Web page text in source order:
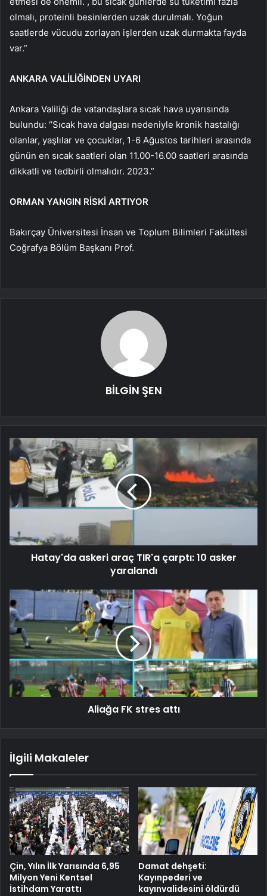
olmalı, proteinli besinlerden uzak durulmalı. Yoğun
saatlerde vücudu zorlayan işlerden uzak durmakta fayda
var.”
ANKARA VALİLİĞİNDEN UYARI
Ankara Valiliği de vatandaşlara sıcak hava uyarısında
bulundu: “Sıcak hava dalgası nedeniyle kronik hastalığı
olanlar, yaşlılar ve çocuklar, 1-6 Ağustos tarihleri ​​arasında
günün en sıcak saatleri olan 11.00-16.00 saatleri arasında
dikkatli ve tedbirli olmalıdır. 2023.”
ORMAN YANGIN RİSKİ ARTIYOR
Bakırçay Üniversitesi İnsan ve Toplum Bilimleri Fakültesi
Coğrafya Bölüm Başkanı Prof.
BİLGİN ŞEN
Hatay'da askeri araç TIR'a çarptı: 10 asker
yaralandı
Aliağa FK stres attı
İlgili Makaleler
Çin, Yılın İlk Yarısında 6,95
Milyon Yeni Kentsel
İstihdam Yarattı
Damat dehşeti:
Kayınpederi ve
kayınvalidesini öldürdü